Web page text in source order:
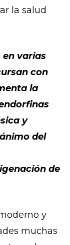
la salud
en varias
con
la
y
del
de
y
muchas